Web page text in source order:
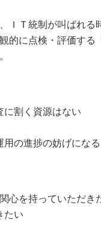
ＩＴ統制が叫ばれる
的に点検・評価する
に割く資源はない
用の進捗の妨げになる
心を持っていただき
たい